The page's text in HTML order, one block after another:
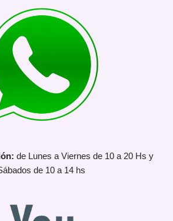
de Lunes a Viernes de 10 a 20 Hs y
de 10 a 14 hs